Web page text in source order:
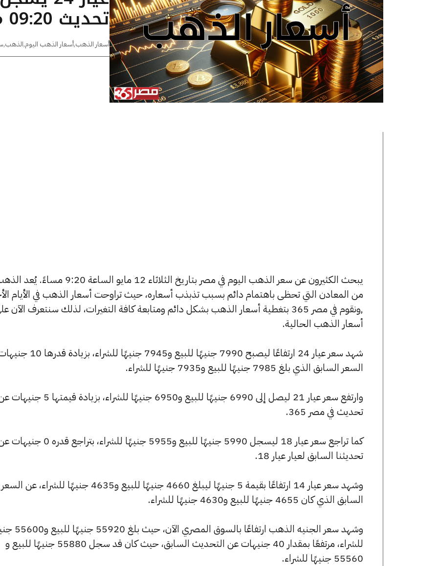
تحديث 09:20 مساءًا
أسعار الذهب,أسعار الذهب اليوم,الذهب,
يبحث الكثيرون عن سعر الذهب اليوم في مصر بتاريخ الثلاثاء 12 مايو الساعة 9:20 مساءً.
من المعادن التي تحظى باهتمام دائم بسبب تذبذب أسعاره، حيث تراوحت أسعار الذهب في الأيام
,ونقوم في مصر 365 بتغطية أسعار الذهب بشكل دائم ومتابعة كافة التغيرات، لذلك سنتعرف الآن
أسعار الذهب الحالية.
شهد سعر عيار 24 ارتفاعًا ليصبح 7990 جنيهًا للبيع و7945
السعر السابق الذي بلغ 7985 جنيهًا للبيع و7935 جنيهًا للشراء.
وارتفع سعر عيار 21 ليصل إلى 6990 جنيهًا للبيع و6950 جنيهًا
تحديث في مصر 365.
كما تراجع سعر عيار 18 ليسجل 5990 جنيهًا للبيع و5955 جنيهًا للشراء، بتراجع قدره 0
تحديثنا السابق لعيار عيار 18.
وشهد سعر عيار 14 ارتفاعًا بقيمة 5 جنيهًا ليبلغ 4660 جنيهًا للبيع و4635 جنيهًا للشراء، عن السعر
السابق الذي كان 4655 جنيهًا للبيع و4630 جنيهًا للشراء.
وشهد سعر الجنيه الذهب ارتفاعًا بالسوق
للشراء، مرتفعًا بمقدار 40 جنيهات عن التحديث السابق، حيث كان قد سجل 55880 جنيهًا للبيع و
55560 جنيهًا للشراء.